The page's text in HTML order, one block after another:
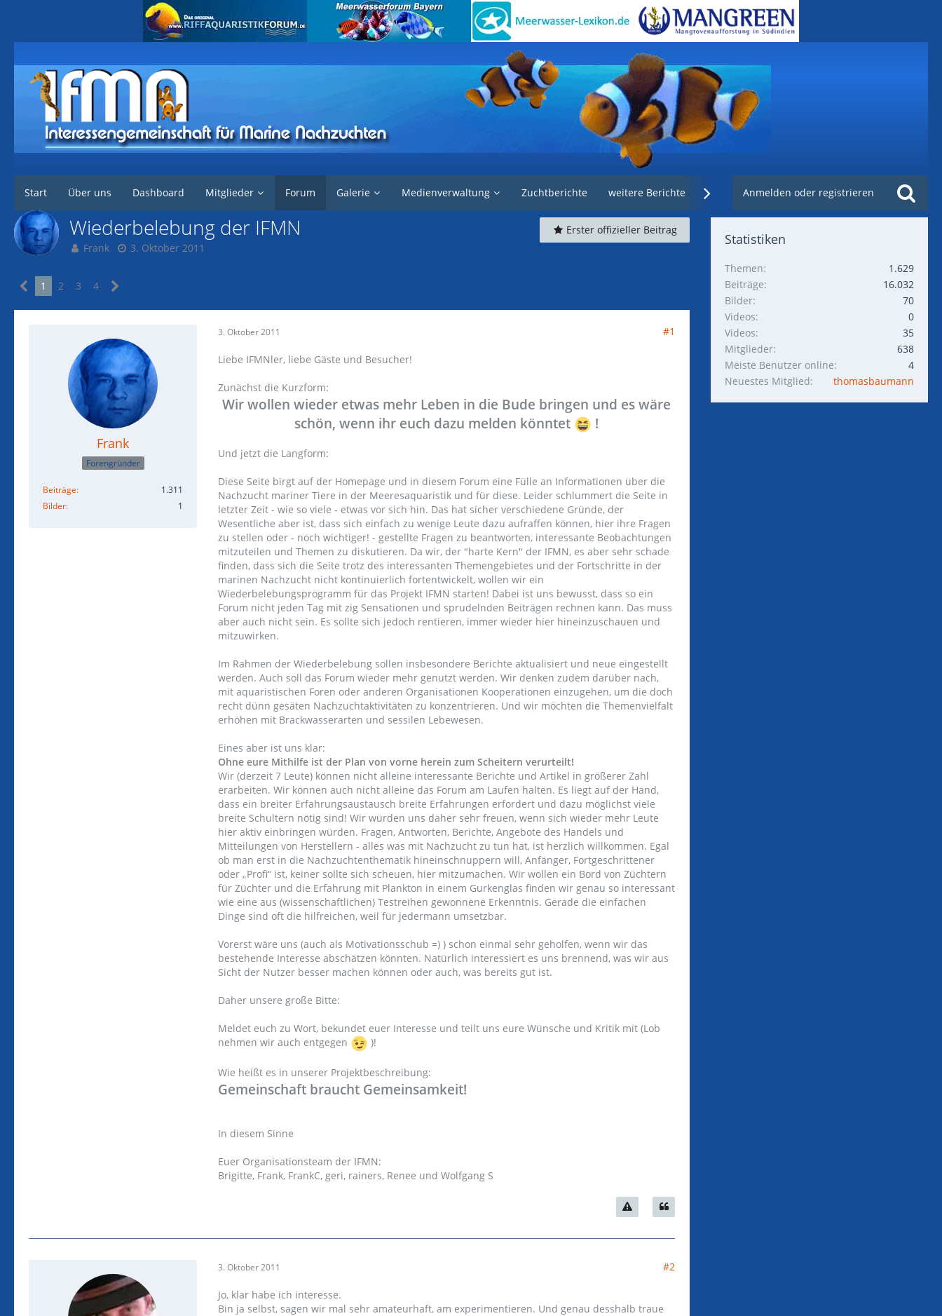
Start Über uns Dashboard Mitglieder Forum Galerie Medienverwaltung Zuchtberichte weitere Berichte Weblinks Nachzuchtenregister.de
Anmelden oder registrieren
Wiederbelebung der IFMN
Frank 3. Oktober 2011
Erster offizieller Beitrag
1 2 3 4
Frank
Forengründer
Beiträge
1.311
Bilder
1
3. Oktober 2011 #1
Liebe IFMNler, liebe Gäste und Besucher!
Zunächst die Kurzform:
Wir wollen wieder etwas mehr Leben in die Bude bringen und es wäre
schön, wenn ihr euch dazu melden könntet
!
Und jetzt die Langform:
Diese Seite birgt auf der Homepage und in diesem Forum eine Fülle an Informationen über die
Nachzucht mariner Tiere in der Meeresaquaristik und für diese. Leider schlummert die Seite in
letzter Zeit - wie so viele - etwas vor sich hin. Das hat sicher verschiedene Gründe, der
Wesentliche aber ist, dass sich einfach zu wenige Leute dazu aufraffen können, hier ihre Fragen
zu stellen oder - noch wichtiger! - gestellte Fragen zu beantworten, interessante Beobachtungen
mitzuteilen und Themen zu diskutieren. Da wir, der "harte Kern" der IFMN, es aber sehr schade
finden, dass sich die Seite trotz des interessanten Themengebietes und der Fortschritte in der
marinen Nachzucht nicht kontinuierlich fortentwickelt, wollen wir ein
Wiederbelebungsprogramm für das Projekt IFMN starten! Dabei ist uns bewusst, dass so ein
Forum nicht jeden Tag mit zig Sensationen und sprudelnden Beiträgen rechnen kann. Das muss
aber auch nicht sein. Es sollte sich jedoch rentieren, immer wieder hier hineinzuschauen und
mitzuwirken.
Im Rahmen der Wiederbelebung sollen insbesondere Berichte aktualisiert und neue eingestellt
werden. Auch soll das Forum wieder mehr genutzt werden. Wir denken zudem darüber nach,
mit aquaristischen Foren oder anderen Organisationen Kooperationen einzugehen, um die doch
recht dünn gesäten Nachzuchtaktivitäten zu konzentrieren. Und wir möchten die Themenvielfalt
erhöhen mit Brackwasserarten und sessilen Lebewesen.
Eines aber ist uns klar:
Ohne eure Mithilfe ist der Plan von vorne herein zum Scheitern verurteilt!
Wir (derzeit 7 Leute) können nicht alleine interessante Berichte und Artikel in größerer Zahl
erarbeiten. Wir können auch nicht alleine das Forum am Laufen halten. Es liegt auf der Hand,
dass ein breiter Erfahrungsaustausch breite Erfahrungen erfordert und dazu möglichst viele
breite Schultern nötig sind! Wir würden uns daher sehr freuen, wenn sich wieder mehr Leute
hier aktiv einbringen würden. Fragen, Antworten, Berichte, Angebote des Handels und
Mitteilungen von Herstellern - alles was mit Nachzucht zu tun hat, ist herzlich willkommen. Egal
ob man erst in die Nachzuchtenthematik hineinschnuppern will, Anfänger, Fortgeschrittener
oder „Profi“ ist, keiner sollte sich scheuen, hier mitzumachen. Wir wollen ein Bord von Züchtern
für Züchter und die Erfahrung mit Plankton in einem Gurkenglas finden wir genau so interessant
wie eine aus (wissenschaftlichen) Testreihen gewonnene Erkenntnis. Gerade die einfachen
Dinge sind oft die hilfreichen, weil für jedermann umsetzbar.
Vorerst wäre uns (auch als Motivationsschub =) ) schon einmal sehr geholfen, wenn wir das
bestehende Interesse abschätzen könnten. Natürlich interessiert es uns brennend, was wir aus
Sicht der Nutzer besser machen können oder auch, was bereits gut ist.
Daher unsere große Bitte:
Meldet euch zu Wort, bekundet euer Interesse und teilt uns eure Wünsche und Kritik mit (Lob
nehmen wir auch entgegen
)!
Wie heißt es in unserer Projektbeschreibung:
Gemeinschaft braucht Gemeinsamkeit!
In diesem Sinne
Euer Organisationsteam der IFMN:
Brigitte, Frank, FrankC, geri, rainers, Renee und Wolfgang S
3. Oktober 2011 #2
Jo, klar habe ich interesse.
Bin ja selbst, sagen wir mal sehr amateurhaft, am experimentieren. Und genau desshalb traue
Statistiken
Themen
1.629
Beiträge
16.032
Bilder
70
Videos
0
Videos
35
Mitglieder
638
Meiste Benutzer online
4
Neuestes Mitglied
thomasbaumann